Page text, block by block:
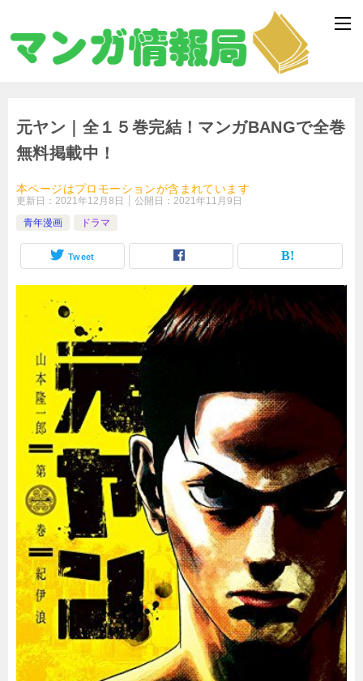
元ヤン｜全１５巻完結！マンガBANGで全巻
無料掲載中！
本ページはプロモーションが含まれています
更新日： 2021年12月8日 公開日： 2021年11月9日
青年漫画
ドラマ
Tweet